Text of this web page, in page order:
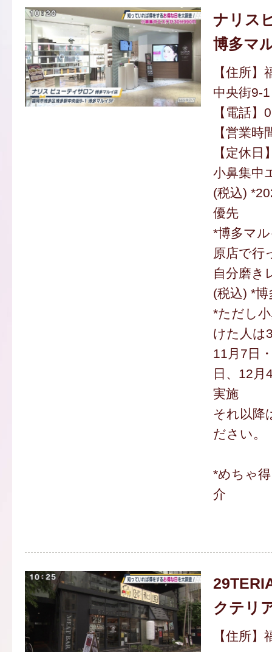
ナリス
博多マ
【住所
中央街9-
【電話
【営業
【定休日
小鼻集中
(税込)
優先
*博多マ
原店で行
自分磨き
(税込) *
*ただし
けた人は
11月7日
日、12月
実施
それ以降
ださい。
*めちゃ
介
クテリ
【住所